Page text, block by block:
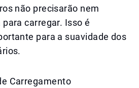
não precisarão nem
carregar. Isso é
para a suavidade dos
Carregamento